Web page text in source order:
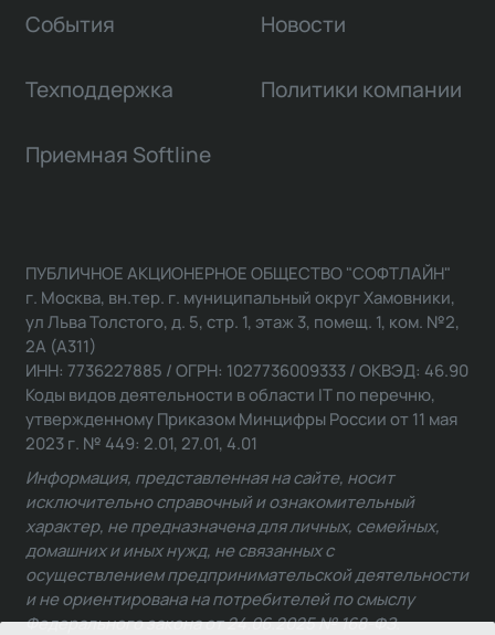
События Новости
Техподдержка Политики компании
Приемная Softline
ПУБЛИЧНОЕ АКЦИОНЕРНОЕ ОБЩЕСТВО "СОФТЛАЙН"
г. Москва, вн.тер. г. муниципальный округ Хамовники,
ул Льва Толстого, д. 5, стр. 1, этаж 3, помещ. 1, ком. №2,
2А (А311)
ИНН: 7736227885 / ОГРН: 1027736009333 / ОКВЭД: 46.90
Коды видов деятельности в области IT по перечню,
утвержденному Приказом Минцифры России от 11 мая
2023 г. № 449: 2.01, 27.01, 4.01
Информация, представленная на сайте, носит
исключительно справочный и ознакомительный
характер, не предназначена для личных, семейных,
домашних и иных нужд, не связанных с
осуществлением предпринимательской деятельности
и не ориентирована на потребителей по смыслу
Федерального закона от 24.06.2025 № 168-ФЗ.